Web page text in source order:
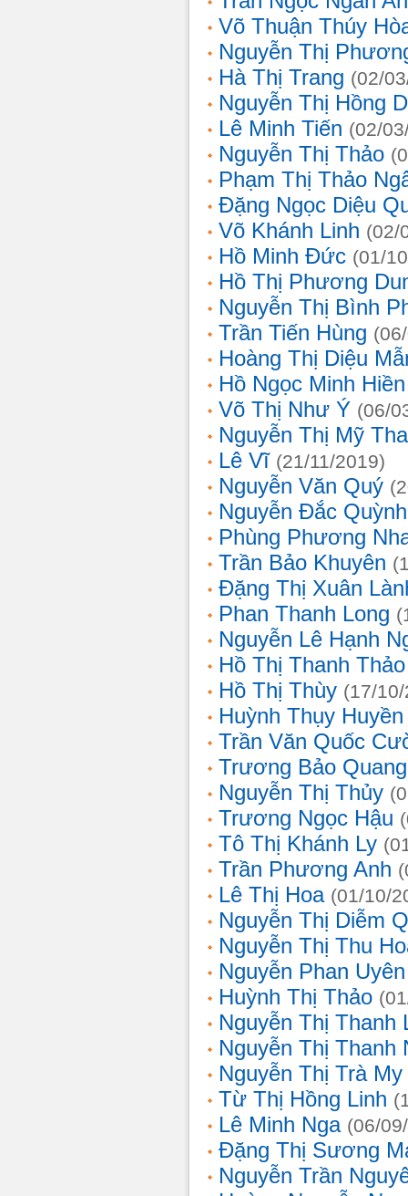
Võ Thuận Thúy
Nguyễn Thị
Hà Thị Trang (02/
Nguyễn Thị Hồng
Lê Minh Tiến (02/
Nguyễn Thị Thảo
Phạm Thị Thảo
Đặng Ngọc Diệu
Võ Khánh Linh (02/
Hồ Minh Đức (01/
Hồ Thị Phương
Nguyễn Thị Bình
Trần Tiến Hùng
Hoàng Thị Diệu
Hồ Ngọc Minh Hiền
Võ Thị Như Ý (06/
Nguyễn Thị Mỹ
Lê Vĩ (21/11/2019)
Nguyễn Văn Quý
Nguyễn Đắc
Phùng Phương
Trần Bảo Khuyên
Đặng Thị Xuân
Phan Thanh Long
Nguyễn Lê Hạnh
Hồ Thị Thanh Thảo
Hồ Thị Thùy (17/
Huỳnh Thụy
Trần Văn Quốc
Trương Bảo
Nguyễn Thị Thủy
Trương Ngọc Hậu
Tô Thị Khánh Ly
Trần Phương Anh
Lê Thị Hoa (01/10/
Nguyễn Thị Diễm
Nguyễn Thị Thu
Nguyễn Phan
Huỳnh Thị Thảo
Nguyễn Thị Thanh
Nguyễn Thị Thanh
Nguyễn Thị Trà My
Từ Thị Hồng Linh
Lê Minh Nga (06/
Đặng Thị Sương
Nguyễn Trần